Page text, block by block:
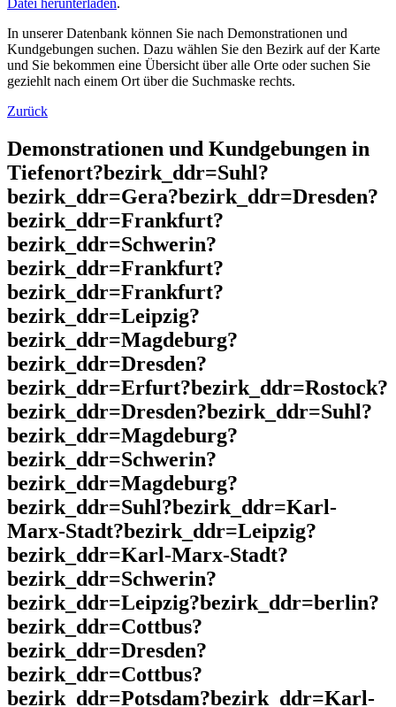
Datei herunterladen.
In unserer Datenbank können Sie nach Demonstrationen und
Kundgebungen suchen. Dazu wählen Sie den Bezirk auf der Karte
und Sie bekommen eine Übersicht über alle Orte oder suchen Sie
geziehlt nach einem Ort über die Suchmaske rechts.
Zurück
Demonstrationen und Kundgebungen in
Tiefenort?bezirk_ddr=Suhl?
bezirk_ddr=Gera?bezirk_ddr=Dresden?
bezirk_ddr=Frankfurt?
bezirk_ddr=Schwerin?
bezirk_ddr=Frankfurt?
bezirk_ddr=Frankfurt?
bezirk_ddr=Leipzig?
bezirk_ddr=Magdeburg?
bezirk_ddr=Dresden?
bezirk_ddr=Erfurt?bezirk_ddr=Rostock?
bezirk_ddr=Dresden?bezirk_ddr=Suhl?
bezirk_ddr=Magdeburg?
bezirk_ddr=Schwerin?
bezirk_ddr=Magdeburg?
bezirk_ddr=Suhl?bezirk_ddr=Karl-
Marx-Stadt?bezirk_ddr=Leipzig?
bezirk_ddr=Karl-Marx-Stadt?
bezirk_ddr=Schwerin?
bezirk_ddr=Leipzig?bezirk_ddr=berlin?
bezirk_ddr=Cottbus?
bezirk_ddr=Dresden?
bezirk_ddr=Cottbus?
bezirk_ddr=Potsdam?bezirk_ddr=Karl-